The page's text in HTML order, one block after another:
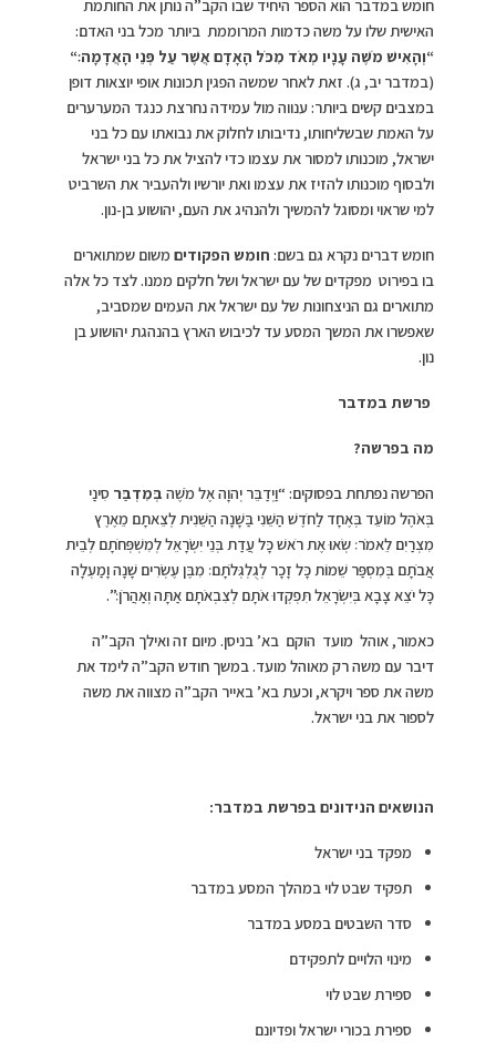
חומש במדבר הוא הספר היחיד שבו הקב”ה נותן את החותמת
האישית שלו על משה כדמות המרוממת ביותר מכל בני האדם:
“וְהָאִישׁ מֹשֶׁה עָנָיו מְאֹד מִכֹּל הָאָדָם אֲשֶׁר עַל פְּנֵי הָאֲדָמָה׃“
(במדבר יב, ג). זאת לאחר שמשה הפגין תכונות אופי יוצאות דופן
במצבים קשים ביותר: ענווה מול עמידה נחרצת כנגד המערערים
על האמת שבשליחותו, נדיבותו לחלוק את נבואתו עם כל בני
ישראל, מוכנותו למסור את עצמו כדי להציל את כל בני ישראל
ולבסוף מוכנותו להזיז את עצמו ואת יורשיו ולהעביר את השרביט
למי שראוי ומסוגל להמשיך ולהנהיג את העם, יהושוע בן-נון.
חומש דברים נקרא גם בשם: חומש הפקודים משום שמתוארים
בו בפירוט מפקדים של עם ישראל ושל חלקים ממנו. לצד כל אלה
מתוארים גם הניצחונות של עם ישראל את העמים שמסביב,
שאפשרו את המשך המסע עד לכיבוש הארץ בהנהגת יהושוע בן
נון.
פרשת במדבר
מה בפרשה?
הפרשה נפתחת בפסוקים: “וַיְדַבֵּר יְהוָה אֶל מֹשֶׁה בְּמִדְבַּר סִינַי
בְּאֹהֶל מוֹעֵד בְּאֶחָד לַחֹדֶשׁ הַשֵּׁנִי בַּשָּׁנָה הַשֵּׁנִית לְצֵאתָם מֵאֶרֶץ
מִצְרַיִם לֵאמֹר׃ שְׂאוּ אֶת רֹאשׁ כָּל עֲדַת בְּנֵי יִשְׂרָאֵל לְמִשְׁפְּחֹתָם לְבֵית
אֲבֹתָם בְּמִסְפַּר שֵׁמוֹת כָּל זָכָר לְגֻלְגְּלֹתָם׃ מִבֶּן עֶשְׂרִים שָׁנָה וָמַעְלָה
כָּל יֹצֵא צָבָא בְּיִשְׂרָאֵל תִּפְקְדוּ אֹתָם לְצִבְאֹתָם אַתָּה וְאַהֲרֹן׃”.
כאמור, אוהל מועד הוקם בא’ בניסן. מיום זה ואילך הקב”ה
דיבר עם משה רק מאוהל מועד. במשך חודש הקב”ה לימד את
משה את ספר ויקרא, וכעת בא’ באייר הקב”ה מצווה את משה
לספור את בני ישראל.
הנושאים הנידונים בפרשת במדבר:
מפקד בני ישראל
תפקיד שבט לוי במהלך המסע במדבר
סדר השבטים במסע במדבר
מינוי הלויים לתפקידם
ספירת שבט לוי
ספירת בכורי ישראל ופדיונם